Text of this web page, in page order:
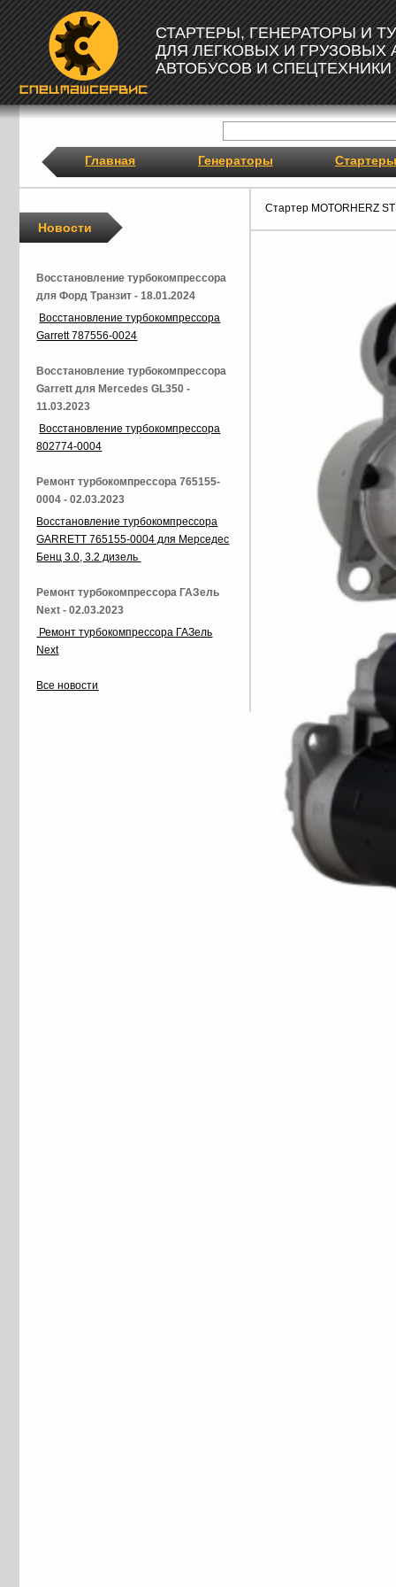
СТАРТЕРЫ, ГЕНЕРАТОРЫ И
ДЛЯ ЛЕГКОВЫХ И ГРУЗОВЫХ
АВТОБУСОВ И СПЕЦТЕХНИКИ
Главная Генераторы Стартеры
Стартер MOTORHERZ
Новости
Восстановление турбокомпрессора
для Форд Транзит - 18.01.2024
Восстановление турбокомпрессора
Garrett 787556-0024
Восстановление турбокомпрессора
Garrett для Mercedes GL350 -
11.03.2023
Восстановление турбокомпрессора
802774-0004
Ремонт турбокомпрессора 765155-
0004 - 02.03.2023
Восстановление турбокомпрессора
GARRETT 765155-0004 для Мерседес
Бенц 3.0, 3.2 дизель
Ремонт турбокомпрессора ГАЗель
Next - 02.03.2023
Ремонт турбокомпрессора ГАЗель
Next
Все новости